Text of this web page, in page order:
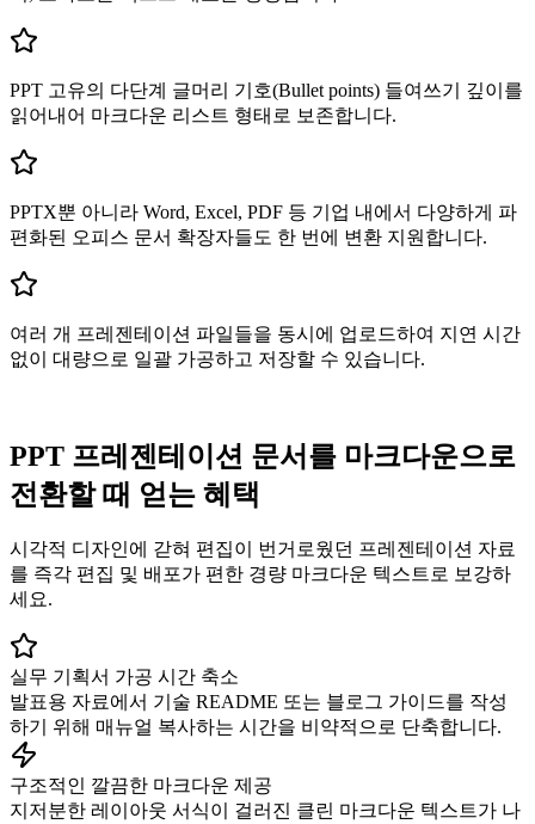
PPT 고유의 다단계 글머리 기호(Bullet points) 들여쓰기 깊이를
읽어내어 마크다운 리스트 형태로 보존합니다.
PPTX뿐 아니라 Word, Excel, PDF 등 기업 내에서 다양하게 파
편화된 오피스 문서 확장자들도 한 번에 변환 지원합니다.
여러 개 프레젠테이션 파일들을 동시에 업로드하여 지연 시간
없이 대량으로 일괄 가공하고 저장할 수 있습니다.
PPT 프레젠테이션 문서를 마크다운으로
전환할 때 얻는 혜택
시각적 디자인에 갇혀 편집이 번거로웠던 프레젠테이션 자료
를 즉각 편집 및 배포가 편한 경량 마크다운 텍스트로 보강하
세요.
실무 기획서 가공 시간 축소
발표용 자료에서 기술 README 또는 블로그 가이드를 작성
하기 위해 매뉴얼 복사하는 시간을 비약적으로 단축합니다.
구조적인 깔끔한 마크다운 제공
지저분한 레이아웃 서식이 걸러진 클린 마크다운 텍스트가 나